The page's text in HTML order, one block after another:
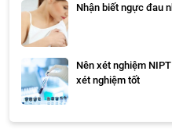
Nhận biết ngực đau
Nên xét nghiệm
xét nghiệm tốt